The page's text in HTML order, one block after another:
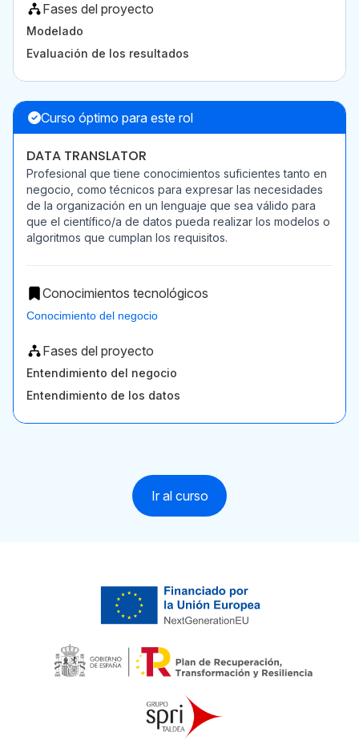
Fases del proyecto
Modelado
Evaluación de los resultados
Curso óptimo para este rol
DATA TRANSLATOR
Profesional que tiene conocimientos suficientes tanto en
negocio, como técnicos para expresar las necesidades
de la organización en un lenguaje que sea válido para
que el científico/a de datos pueda realizar los modelos o
algoritmos que cumplan los requisitos.
Conocimientos tecnológicos
Conocimiento del negocio
Fases del proyecto
Entendimiento del negocio
Entendimiento de los datos
Ir al curso